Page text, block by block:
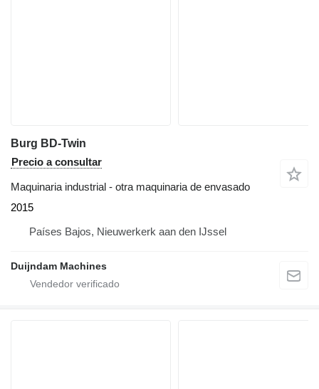
Burg BD-Twin
Precio a consultar
Maquinaria industrial - otra maquinaria de envasado
2015
Países Bajos, Nieuwerkerk aan den IJssel
Duijndam Machines